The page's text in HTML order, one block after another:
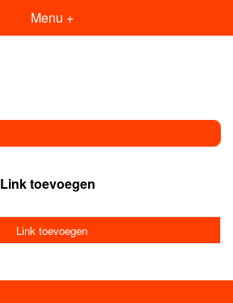
Menu +
Link toevoegen
Link toevoegen